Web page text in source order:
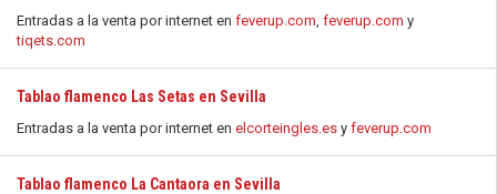
Entradas a la venta por internet en feverup.com, feverup.com y
tiqets.com
Tablao flamenco Las Setas en Sevilla
Entradas a la venta por internet en elcorteingles.es y feverup.com
Tablao flamenco La Cantaora en Sevilla